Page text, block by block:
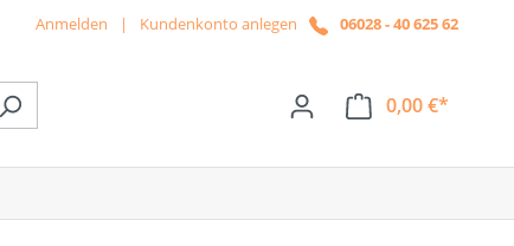
Anmelden | Kundenkonto anlegen 06028 - 40 625 62
0,00 €*
Dropdown der Kategorie News